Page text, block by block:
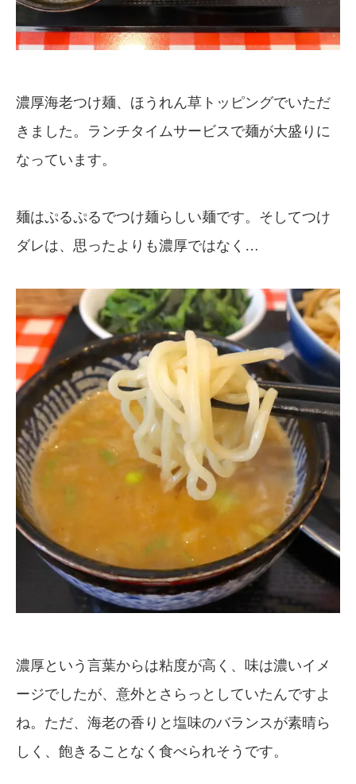
濃厚海老つけ麺、ほうれん草トッピングでいただ
きました。ランチタイムサービスで麺が大盛りに
なっています。
麺はぷるぷるでつけ麺らしい麺です。そしてつけ
ダレは、思ったよりも濃厚ではなく…
濃厚という言葉からは粘度が高く、味は濃いイメ
ージでしたが、意外とさらっとしていたんですよ
ね。ただ、海老の香りと塩味のバランスが素晴ら
しく、飽きることなく食べられそうです。